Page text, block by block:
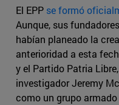
El EPP se formó
Aunque, sus
habían planeado la
anterioridad a esta
y el Partido Patria Libre,
investigador Jeremy
como un grupo